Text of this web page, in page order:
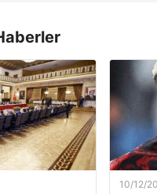
10/12/